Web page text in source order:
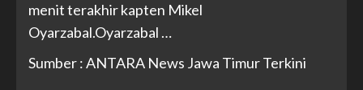
menit terakhir kapten Mikel
Oyarzabal.Oyarzabal …
Sumber : ANTARA News Jawa Timur Terkini